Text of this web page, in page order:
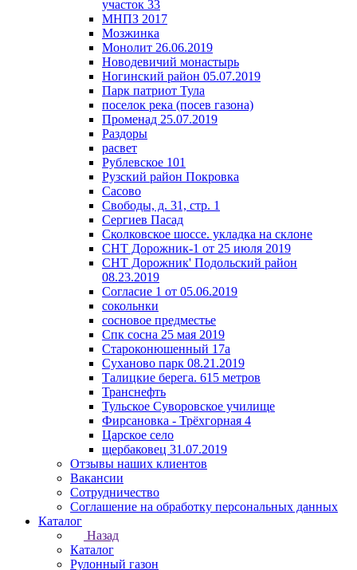
участок 33
МНПЗ 2017
Мозжинка
Монолит 26.06.2019
Новодевичий монастырь
Ногинский район 05.07.2019
Парк патриот Тула
поселок река (посев газона)
Променад 25.07.2019
Раздоры
расвет
Рублевское 101
Рузский район Покровка
Сасово
Свободы, д. 31, стр. 1
Сергиев Пасад
Сколковское шоссе. укладка на склоне
СНТ Дорожник-1 от 25 июля 2019
СНТ Дорожник' Подольский район
08.23.2019
Согласие 1 от 05.06.2019
сокольнки
сосновое предместье
Спк сосна 25 мая 2019
Староконюшенный 17а
Суханово парк 08.21.2019
Талицкие берега. 615 метров
Транснефть
Тульское Суворовское училище
Фирсановка - Трёхгорная 4
Царское село
щербаковец 31.07.2019
Отзывы наших клиентов
Вакансии
Сотрудничество
Соглашение на обработку персональных данных
Каталог
Назад
Каталог
Рулонный газон